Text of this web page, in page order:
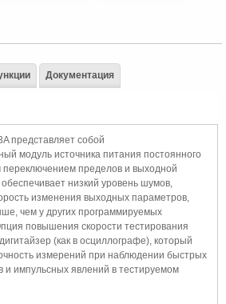
представляет собой
модуль источника питания постоянного
переключением пределов и выходной
низкий уровень шумов,
изменения выходных параметров,
чем у других программируемых
повышения скорости тестирования
(как в осциллографе), который
измерений при наблюдении быстрых
и импульсных явлений в тестируемом
Документация